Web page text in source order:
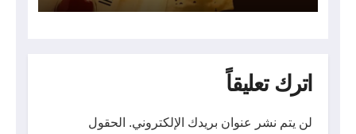
اترك تعليقاً
لن يتم نشر عنوان بريدك الإلكتروني. الحقول